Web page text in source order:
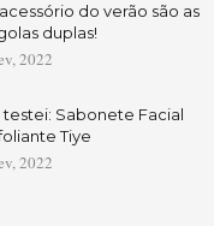
do verão são as
duplas!
2022
testei: Sabonete Facial
Tiye
2022